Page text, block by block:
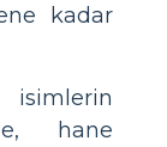
kadar
hane